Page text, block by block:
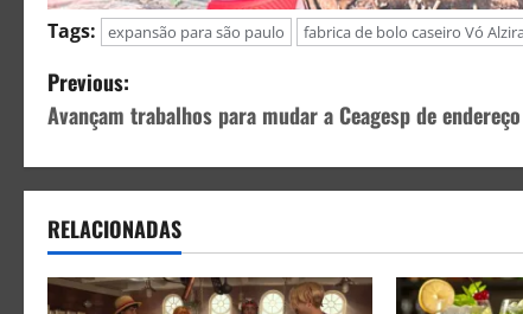
Tags: expansão para são paulo fabrica de bolo caseiro Vó
Previous:
Avançam trabalhos para mudar a Ceagesp de endereço
RELACIONADAS